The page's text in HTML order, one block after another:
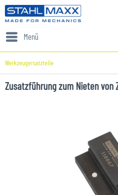
Menü
Werkzeugersatzteile
Zusatzführung zum Nieten von